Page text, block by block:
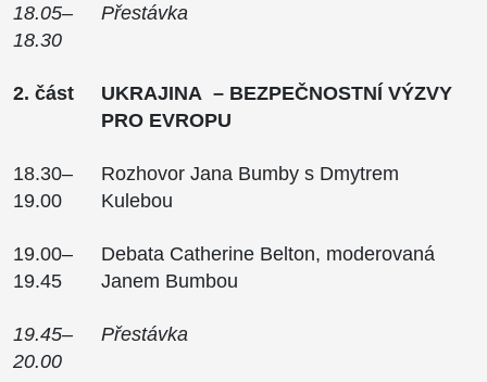
18.05–
18.30
Přestávka
2. část
UKRAJINA – BEZPEČNOSTNÍ VÝZVY
PRO EVROPU
18.30–
19.00
Rozhovor Jana Bumby s Dmytrem
Kulebou
19.00–
19.45
Debata Catherine Belton, moderovaná
Janem Bumbou
19.45–
20.00
Přestávka